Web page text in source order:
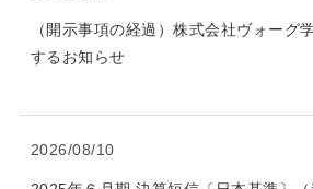
（開示事項の経過）株式会社ヴォーグ
するお知らせ
2026/08/10